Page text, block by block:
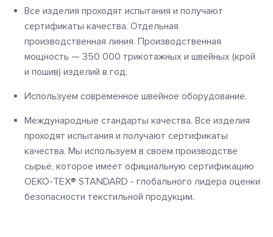
Все изделия проходят испытания и получают
сертификаты качества. Отдельная
производственная линия. Производственная
мощность — 350 000 трикотажных и швейных (крой
и пошив) изделий в год.
Используем современное швейное оборудование.
Международные стандарты качества. Все изделия
проходят испытания и получают сертификаты
качества. Мы используем в своём производстве
сырьё, которое имеет официальную сертификацию
OEKO-TEX® STANDARD - глобального лидера оценки
безопасности текстильной продукции.